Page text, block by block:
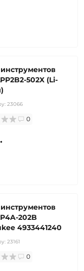
502X (Li-
23066
0
202B
4933441240
23161
0